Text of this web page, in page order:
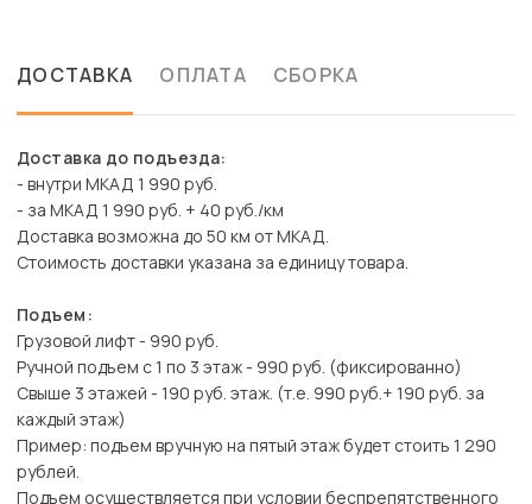
ДОСТАВКА ОПЛАТА СБОРКА
Доставка до подъезда:
- внутри МКАД 1 990 руб.
- за МКАД 1 990 руб. + 40 руб./км
Доставка возможна до 50 км от МКАД.
Стоимость доставки указана за единицу товара.
Подъем:
Грузовой лифт - 990 руб.
Ручной подъем с 1 по 3 этаж - 990 руб. (фиксированно)
Свыше 3 этажей - 190 руб. этаж. (т.е. 990 руб.+ 190 руб. за
каждый этаж)
Пример: подъем вручную на пятый этаж будет стоить 1 290
рублей.
Подъем осуществляется при условии беспрепятственного